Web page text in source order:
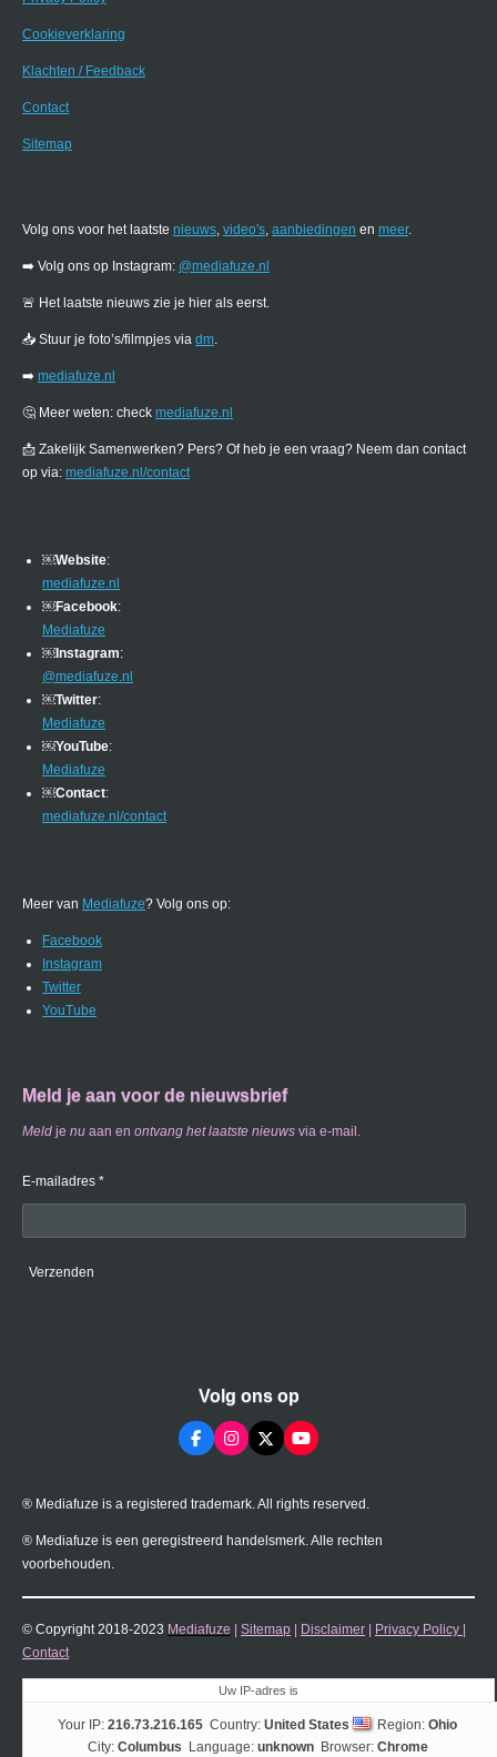
Cookieverklaring
Klachten / Feedback
Contact
Sitemap
Volg ons voor het laatste nieuws video's aanbiedingen en meer.
➡️ Volg ons op Instagram: @mediafuze.nl
🚨 Het laatste nieuws zie je hier als eerst.
📥 Stuur je foto’s/filmpjes via dm
➡️ mediafuze.nl
🤔 Meer weten: check mediafuze.nl
📩 Zakelijk Samenwerken? Pers? Of heb je een vraag? Neem dan contact
op via: mediafuze.nl/contact
￼Website:
mediafuze.nl
￼Facebook:
Mediafuze
￼Instagram:
@mediafuze.nl
￼Twitter:
Mediafuze
￼YouTube:
Mediafuze
￼Contact:
mediafuze.nl/contact
Meer van Mediafuze? Volg ons op:
Facebook
Instagram
Twitter
YouTube
Meld je aan voor de nieuwsbrief
Meld je nu aan en ontvang het laatste nieuws via e-mail.
E-mailadres *
Verzenden
Volg ons op
F
a
b
o
I
n
a
r
X
Y
o
u
e
® Mediafuze is a registered trademark. All rights reserved.
® Mediafuze is een geregistreerd handelsmerk. Alle rechten
voorbehouden.
© Copyright 2018-2023 Mediafuze Sitemap Disclaimer Privacy Policy
Contact
Uw IP-adres is
Your IP: 216.73.216.165 Country: United States Region: Ohio
City: Columbus Language: unknown Browser: Chrome